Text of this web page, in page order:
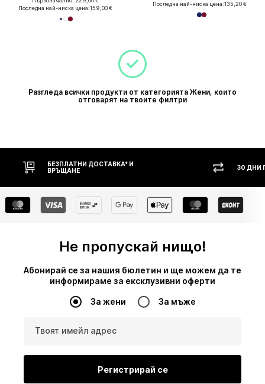
Последна най-ниска цена:159,00 €
Последна най-ниска цена:135,20 €
Разгледа всички продукти от категорията Жени, които
отговарят на твоите филтри
БЕЗПЛАТНИ ДОСТАВКА* И
ВРЪЩАНЕ
30 ДНИ
Не пропускай нищо!
Абонирай се за нашия бюлетин и ще можем да те
информираме за ексклузивни оферти
За жени За мъже
Твоят имейл адрес
Регистрирай се